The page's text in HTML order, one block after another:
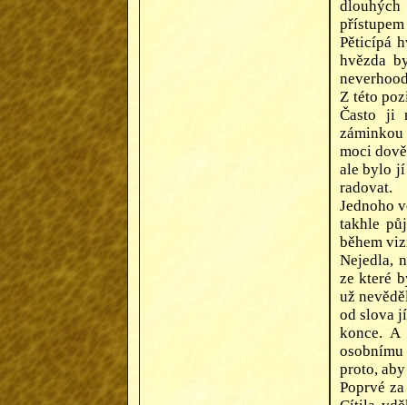
Pěticípá
hvězda
Z této
Často ji
moci
ale bylo jí
radovat.
Jednoho
takhle
během
Nejedla,
ze které
už
od slova
konce. A
proto,
Poprvé